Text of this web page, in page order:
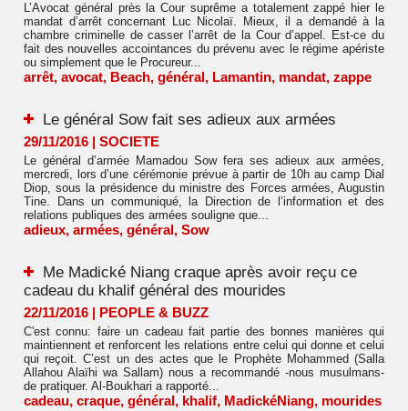
L’Avocat général près la Cour suprême a totalement zappé hier le
mandat d’arrêt concernant Luc Nicolaï. Mieux, il a demandé à la
chambre criminelle de casser l’arrêt de la Cour d’appel. Est-ce du
fait des nouvelles accointances du prévenu avec le régime apériste
ou simplement que le Procureur...
arrêt, avocat, Beach, général, Lamantin, mandat, zappe
Le général Sow fait ses adieux aux armées
29/11/2016 | SOCIETE
Le général d’armée Mamadou Sow fera ses adieux aux armées,
mercredi, lors d’une cérémonie prévue à partir de 10h au camp Dial
Diop, sous la présidence du ministre des Forces armées, Augustin
Tine. Dans un communiqué, la Direction de l’information et des
relations publiques des armées souligne que...
adieux, armées, général, Sow
Me Madické Niang craque après avoir reçu ce
cadeau du khalif général des mourides
22/11/2016 | PEOPLE & BUZZ
C'est connu: faire un cadeau fait partie des bonnes manières qui
maintiennent et renforcent les relations entre celui qui donne et celui
qui reçoit. C’est un des actes que le Prophète Mohammed (Salla
Allahou Alaïhi wa Sallam) nous a recommandé -nous musulmans-
de pratiquer. Al-Boukhari a rapporté...
cadeau, craque, général, khalif, MadickéNiang, mourides